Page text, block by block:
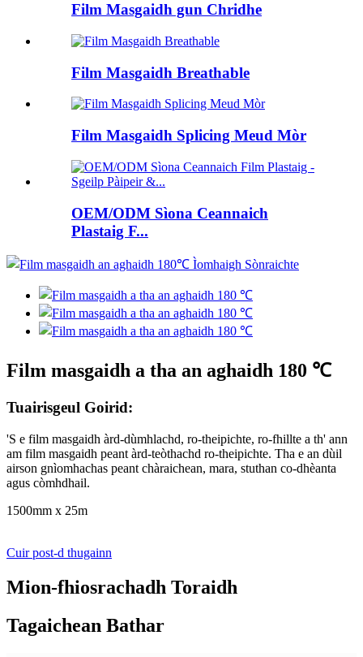
Film Masgaidh gun Chridhe
Film Masgaidh Breathable
Film Masgaidh Splicing Meud Mòr
OEM/ODM Sìona Ceannaich
Plastaig F...
Film masgaidh a tha an aghaidh 180 ℃
Tuairisgeul Goirid:
'S e film masgaidh àrd-dùmhlachd, ro-theipichte, ro-fhillte a th' ann
am film masgaidh peant àrd-teòthachd ro-theipichte. Tha e an dùil
airson gnìomhachas peant chàraichean, mara, stuthan co-dhèanta
agus còmhdhail.
1500mm x 25m
Cuir post-d thugainn
Mion-fhiosrachadh Toraidh
Tagaichean Bathar